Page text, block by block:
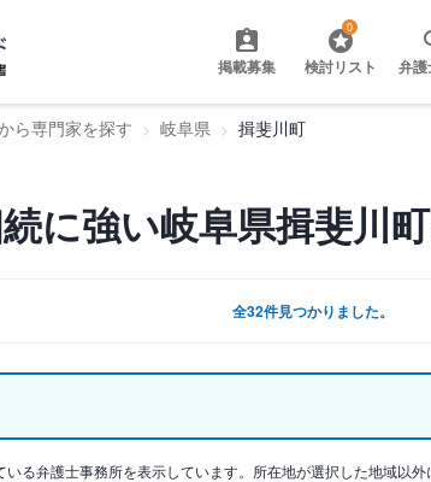
掲載募集
0
検討リスト 弁
ら専門家を探す 岐阜県 揖斐川町
に強い岐阜県揖斐川
全32件見つかりました。
る弁護士事務所を表示しています。所在地が選択した地域以